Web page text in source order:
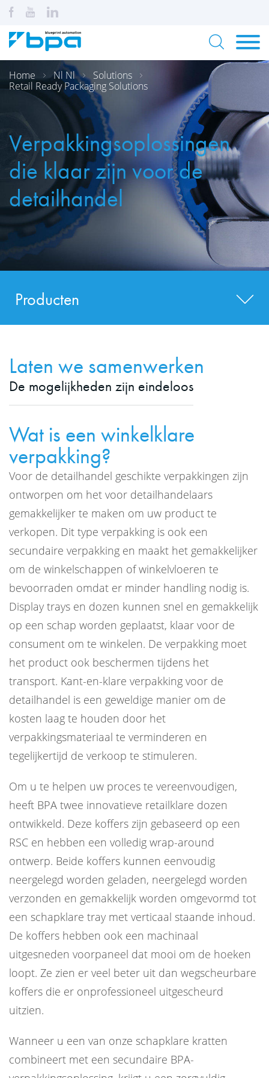
Home Nl Nl
Solutions
Retail Ready Packaging Solutions
Verpakkingsoplossingen
die klaar zijn voor de
detailhandel
Producten
Laten we samenwerken
De mogelijkheden zijn eindeloos
Wat is een winkelklare
verpakking?
Voor de detailhandel geschikte verpakkingen zijn
ontworpen om het voor detailhandelaars
gemakkelijker te maken om uw product te
verkopen. Dit type verpakking is ook een
secundaire verpakking en maakt het gemakkelijker
om de winkelschappen of winkelvloeren te
bevoorraden omdat er minder handling nodig is.
Display trays en dozen kunnen snel en gemakkelijk
op een schap worden geplaatst, klaar voor de
consument om te winkelen. De verpakking moet
het product ook beschermen tijdens het
transport. Kant-en-klare verpakking voor de
detailhandel is een geweldige manier om de
kosten laag te houden door het
verpakkingsmateriaal te verminderen en
tegelijkertijd de verkoop te stimuleren.
Om u te helpen uw proces te vereenvoudigen,
heeft BPA twee innovatieve retailklare dozen
ontwikkeld. Deze koffers zijn gebaseerd op een
RSC en hebben een volledig wrap-around
ontwerp. Beide koffers kunnen eenvoudig
neergelegd worden geladen, neergelegd worden
verzonden en gemakkelijk worden omgevormd tot
een schapklare tray met verticaal staande inhoud.
De koffers hebben ook een machinaal
uitgesneden voorpaneel dat mooi om de hoeken
loopt. Ze zien er veel beter uit dan wegscheurbare
koffers die er onprofessioneel uitgescheurd
uitzien.
Wanneer u een van onze schapklare kratten
combineert met een secundaire BPA-